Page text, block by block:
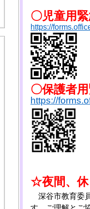
〇児童用
https://
〇保護者
https://
☆夜間、休
深谷市教育委